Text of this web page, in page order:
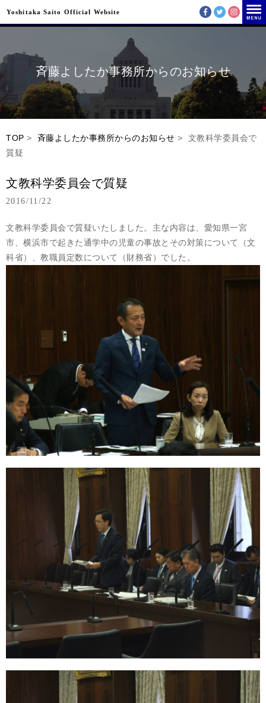
Yoshitaka Saito Official Website
斉藤よしたか事務所からのお知らせ
TOP > 斉藤よしたか事務所からのお知らせ > 文教科学委員会で
質疑
文教科学委員会で質疑
2016/11/22
文教科学委員会で質疑いたしました。主な内容は、愛知県一宮
市、横浜市で起きた通学中の児童の事故とその対策について（文
科省）、教職員定数について（財務省）でした。